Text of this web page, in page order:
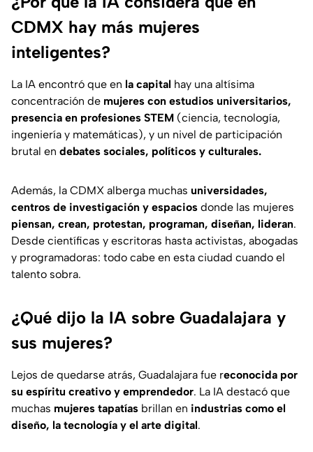
CDMX hay más mujeres
inteligentes?
La IA encontró que en la capital hay una altísima
concentración de mujeres con estudios universitarios,
presencia en profesiones STEM (ciencia, tecnología,
ingeniería y matemáticas), y un nivel de participación
brutal en debates sociales, políticos y culturales.
Además, la CDMX alberga muchas universidades,
centros de investigación y espacios donde las mujeres
piensan, crean, protestan, programan, diseñan, lideran.
Desde científicas y escritoras hasta activistas, abogadas
y programadoras: todo cabe en esta ciudad cuando el
talento sobra.
¿Qué dijo la IA sobre Guadalajara y
sus mujeres?
Lejos de quedarse atrás, Guadalajara fue reconocida por
su espíritu creativo y emprendedor. La IA destacó que
muchas mujeres tapatías brillan en industrias como el
diseño, la tecnología y el arte digital.